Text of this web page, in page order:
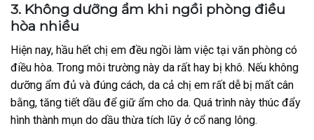
3. Không dưỡng ẩm khi ngồi phòng điều
hòa nhiều
Hiện nay, hầu hết chị em đều ngồi làm việc tại văn phòng có
điều hòa. Trong môi trường này da rất hay bị khô. Nếu không
dưỡng ẩm đủ và đúng cách, da cả chị em rất dễ bị mất cân
bằng, tăng tiết dầu để giữ ẩm cho da. Quá trình này thúc đẩy
hình thành mụn do dầu thừa tích lũy ở cổ nang lông.